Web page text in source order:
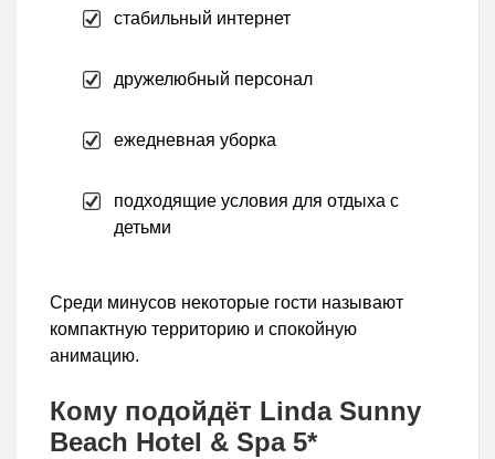
стабильный интернет
дружелюбный персонал
ежедневная уборка
подходящие условия для отдыха с
детьми
Среди минусов некоторые гости называют
компактную территорию и спокойную
анимацию.
Кому подойдёт Linda Sunny
Beach Hotel & Spa 5*